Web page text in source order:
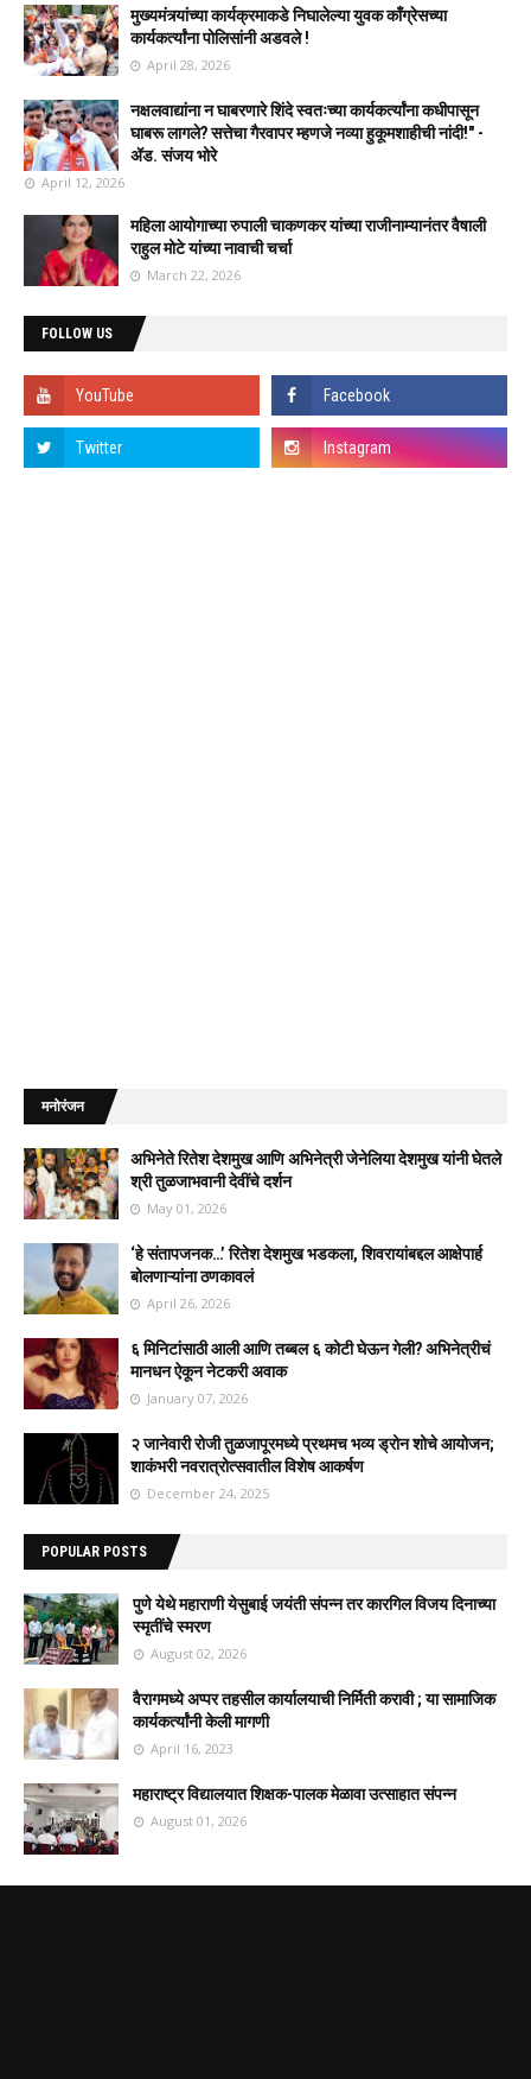
मुख्यमंत्र्यांच्या कार्यक्रमाकडे निघालेल्या युवक काँग्रेसच्या
कार्यकर्त्यांना पोलिसांनी अडवले !
April 28, 2026
नक्षलवाद्यांना न घाबरणारे शिंदे स्वतःच्या कार्यकर्त्यांना कधीपासून
घाबरू लागले? सत्तेचा गैरवापर म्हणजे नव्या हुकूमशाहीची नांदी!" -
ॲड. संजय भोरे
April 12, 2026
महिला आयोगाच्या रुपाली चाकणकर यांच्या राजीनाम्यानंतर वैषाली
राहुल मोटे यांच्या नावाची चर्चा
March 22, 2026
FOLLOW US
मनोरंजन
अभिनेते रितेश देशमुख आणि अभिनेत्री जेनेलिया देशमुख यांनी घेतले
श्री तुळजाभवानी देवींचे दर्शन
May 01, 2026
‘हे संतापजनक…’ रितेश देशमुख भडकला, शिवरायांबद्दल आक्षेपार्ह
बोलणाऱ्यांना ठणकावलं
April 26, 2026
६ मिनिटांसाठी आली आणि तब्बल ६ कोटी घेऊन गेली? अभिनेत्रीचं
मानधन ऐकून नेटकरी अवाक
January 07, 2026
२ जानेवारी रोजी तुळजापूरमध्ये प्रथमच भव्य ड्रोन शोचे आयोजन;
शाकंभरी नवरात्रोत्सवातील विशेष आकर्षण
December 24, 2025
POPULAR POSTS
पुणे येथे महाराणी येसुबाई जयंती संपन्न तर कारगिल विजय दिनाच्या
स्मृतींचे स्मरण
August 02, 2026
वैरागमध्ये अप्पर तहसील कार्यालयाची निर्मिती करावी ; या सामाजिक
कार्यकर्त्यांनी केली मागणी
April 16, 2023
महाराष्ट्र विद्यालयात शिक्षक-पालक मेळावा उत्साहात संपन्न
August 01, 2026